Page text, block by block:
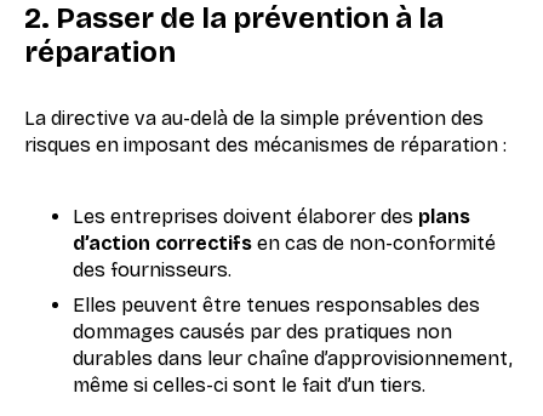
2. Passer de la prévention à la
réparation
La directive va au-delà de la simple prévention des
risques en imposant des mécanismes de réparation :
Les entreprises doivent élaborer des plans
d’action correctifs en cas de non-conformité
des fournisseurs.
Elles peuvent être tenues responsables des
dommages causés par des pratiques non
durables dans leur chaîne d’approvisionnement,
même si celles-ci sont le fait d’un tiers.